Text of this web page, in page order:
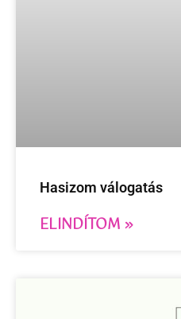
Hasizom válogatás
ELINDÍTOM »